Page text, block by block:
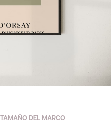
TAMAÑO DEL MARCO